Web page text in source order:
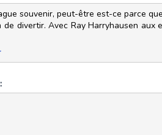
souvenir, peut-être est-ce parce
divertir. Avec Ray Harryhausen